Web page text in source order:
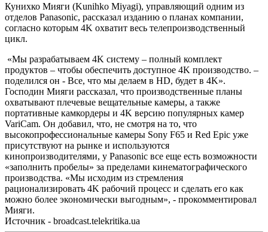
Кунихко Мияги (Kunihko Miyagi), управляющий одним из
отделов Panasonic, рассказал изданию о планах компании,
согласно которым 4K охватит весь телепроизводственный
цикл.
«Мы разрабатываем 4K систему – полный комплект
продуктов – чтобы обеспечить доступное 4K производство. –
поделился он - Все, что мы делаем в HD, будет в 4K».
Господин Мияги рассказал, что производственные планы
охватывают плечевые вещательные камеры, а также
портативные камкордеры и 4K версию популярных камер
VariCam. Он добавил, что, не смотря на то, что
высокопрофессиональные камеры Sony F65 и Red Epic уже
присутствуют на рынке и используются
кинопроизводителями, у Panasonic все еще есть возможности
«заполнить пробелы» за пределами кинематографического
производства. «Мы исходим из стремления
рационализировать 4K рабочий процесс и сделать его как
можно более экономически выгодным», - прокомментировал
Мияги.
Источник - broadcast.telekritika.ua